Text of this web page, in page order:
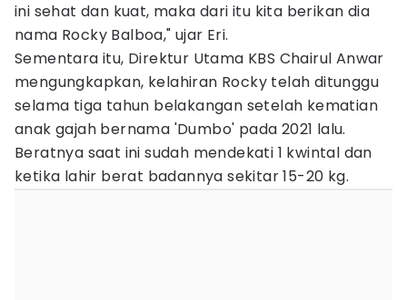
ini sehat dan kuat, maka dari itu kita berikan dia
nama Rocky Balboa," ujar Eri.
Sementara itu, Direktur Utama KBS Chairul Anwar
mengungkapkan, kelahiran Rocky telah ditunggu
selama tiga tahun belakangan setelah kematian
anak gajah bernama 'Dumbo' pada 2021 lalu.
Beratnya saat ini sudah mendekati 1 kwintal dan
ketika lahir berat badannya sekitar 15-20 kg.